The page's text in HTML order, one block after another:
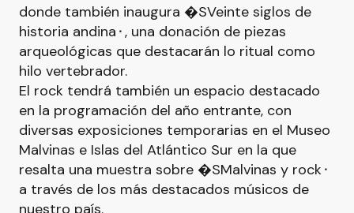
donde también inaugura �SVeinte siglos de
historia andina⬝, una donación de piezas
arqueológicas que destacarán lo ritual como
hilo vertebrador.
El rock tendrá también un espacio destacado
en la programación del año entrante, con
diversas exposiciones temporarias en el Museo
Malvinas e Islas del Atlántico Sur en la que
resalta una muestra sobre �SMalvinas y rock⬝
a través de los más destacados músicos de
nuestro país.